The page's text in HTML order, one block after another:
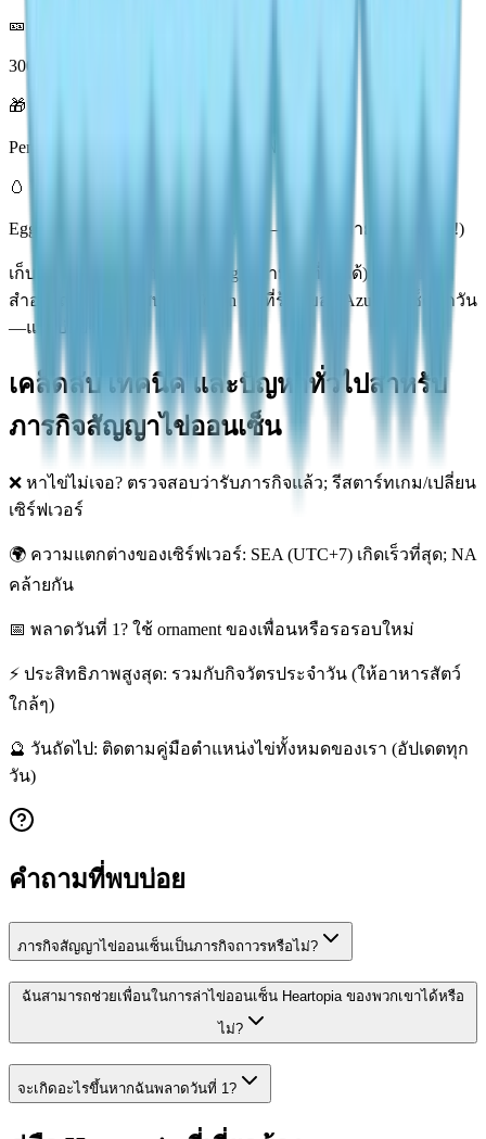
🎫
300 Festival Tokens (สกุลเงินร้านค้า)
🎁
Penguin Material Pack (เพิ่มการคราฟต์)
🥚
Egg Ornament (เฟอร์นิเจอร์ที่วางได้—ให้เพื่อนถ่ายรูปของคุณ!)
เก็บครบ 16 ฟอง: สูตร Onsen Egg (อาหารที่ทำได้) + เครื่อง
สำอางฤดูหนาวพิเศษ ใช้ Token ซื้อที่ร้านของ Azure (รีเซ็ตทุกวัน
—แวะบ่อยๆ!)
เคล็ดลับ เทคนิค และปัญหาทั่วไปสำหรับ
ภารกิจสัญญาไข่ออนเซ็น
❌ หาไข่ไม่เจอ? ตรวจสอบว่ารับภารกิจแล้ว; รีสตาร์ทเกม/เปลี่ยน
เซิร์ฟเวอร์
🌍 ความแตกต่างของเซิร์ฟเวอร์: SEA (UTC+7) เกิดเร็วที่สุด; NA
คล้ายกัน
📅 พลาดวันที่ 1? ใช้ ornament ของเพื่อนหรือรอรอบใหม่
⚡ ประสิทธิภาพสูงสุด: รวมกับกิจวัตรประจำวัน (ให้อาหารสัตว์
ใกล้ๆ)
🔮 วันถัดไป: ติดตามคู่มือตำแหน่งไข่ทั้งหมดของเรา (อัปเดตทุก
วัน)
คำถามที่พบบ่อย
ภารกิจสัญญาไข่ออนเซ็นเป็นภารกิจถาวรหรือไม่?
ฉันสามารถช่วยเพื่อนในการล่าไข่ออนเซ็น Heartopia ของพวกเขาได้หรือ
ไม่?
จะเกิดอะไรขึ้นหากฉันพลาดวันที่ 1?